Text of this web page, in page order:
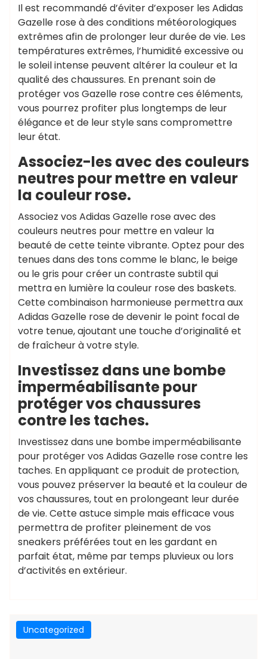
Il est recommandé d’éviter d’exposer les Adidas
Gazelle rose à des conditions météorologiques
extrêmes afin de prolonger leur durée de vie. Les
températures extrêmes, l’humidité excessive ou
le soleil intense peuvent altérer la couleur et la
qualité des chaussures. En prenant soin de
protéger vos Gazelle rose contre ces éléments,
vous pourrez profiter plus longtemps de leur
élégance et de leur style sans compromettre
leur état.
Associez-les avec des couleurs
neutres pour mettre en valeur
la couleur rose.
Associez vos Adidas Gazelle rose avec des
couleurs neutres pour mettre en valeur la
beauté de cette teinte vibrante. Optez pour des
tenues dans des tons comme le blanc, le beige
ou le gris pour créer un contraste subtil qui
mettra en lumière la couleur rose des baskets.
Cette combinaison harmonieuse permettra aux
Adidas Gazelle rose de devenir le point focal de
votre tenue, ajoutant une touche d’originalité et
de fraîcheur à votre style.
Investissez dans une bombe
imperméabilisante pour
protéger vos chaussures
contre les taches.
Investissez dans une bombe imperméabilisante
pour protéger vos Adidas Gazelle rose contre les
taches. En appliquant ce produit de protection,
vous pouvez préserver la beauté et la couleur de
vos chaussures, tout en prolongeant leur durée
de vie. Cette astuce simple mais efficace vous
permettra de profiter pleinement de vos
sneakers préférées tout en les gardant en
parfait état, même par temps pluvieux ou lors
d’activités en extérieur.
Uncategorized